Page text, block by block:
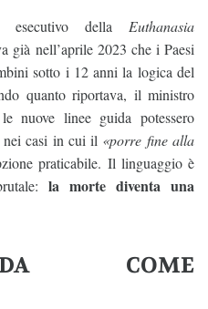
esecutivo della Euthanasia
già nell’aprile 2023 che i Paesi
sotto i 12 anni la logica del
quanto riportava, il ministro
nuove linee guida potessero
nei casi in cui il «porre fine alla
praticabile. Il linguaggio è
la morte diventa una
COME